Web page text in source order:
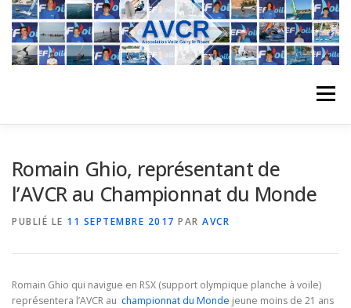
Aller
contenu
Menu
Romain Ghio, représentant de
l’AVCR au Championnat du Monde
PUBLIÉ LE 11 SEPTEMBRE 2017 PAR AVCR
Romain Ghio qui navigue en RSX (support olympique planche à voile)
représentera l’AVCR au championnat du Monde jeune moins de 21 ans